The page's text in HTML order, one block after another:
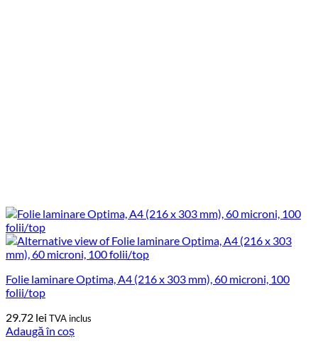
Folie laminare Optima, A4 (216 x 303 mm), 60 microni, 100
folii/top
29.72 lei TVA inclus
Adaugă în coș